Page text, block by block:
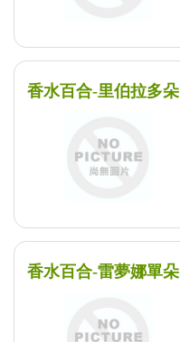
香水百合-里伯拉多朵
香水百合-雷夢娜單朵